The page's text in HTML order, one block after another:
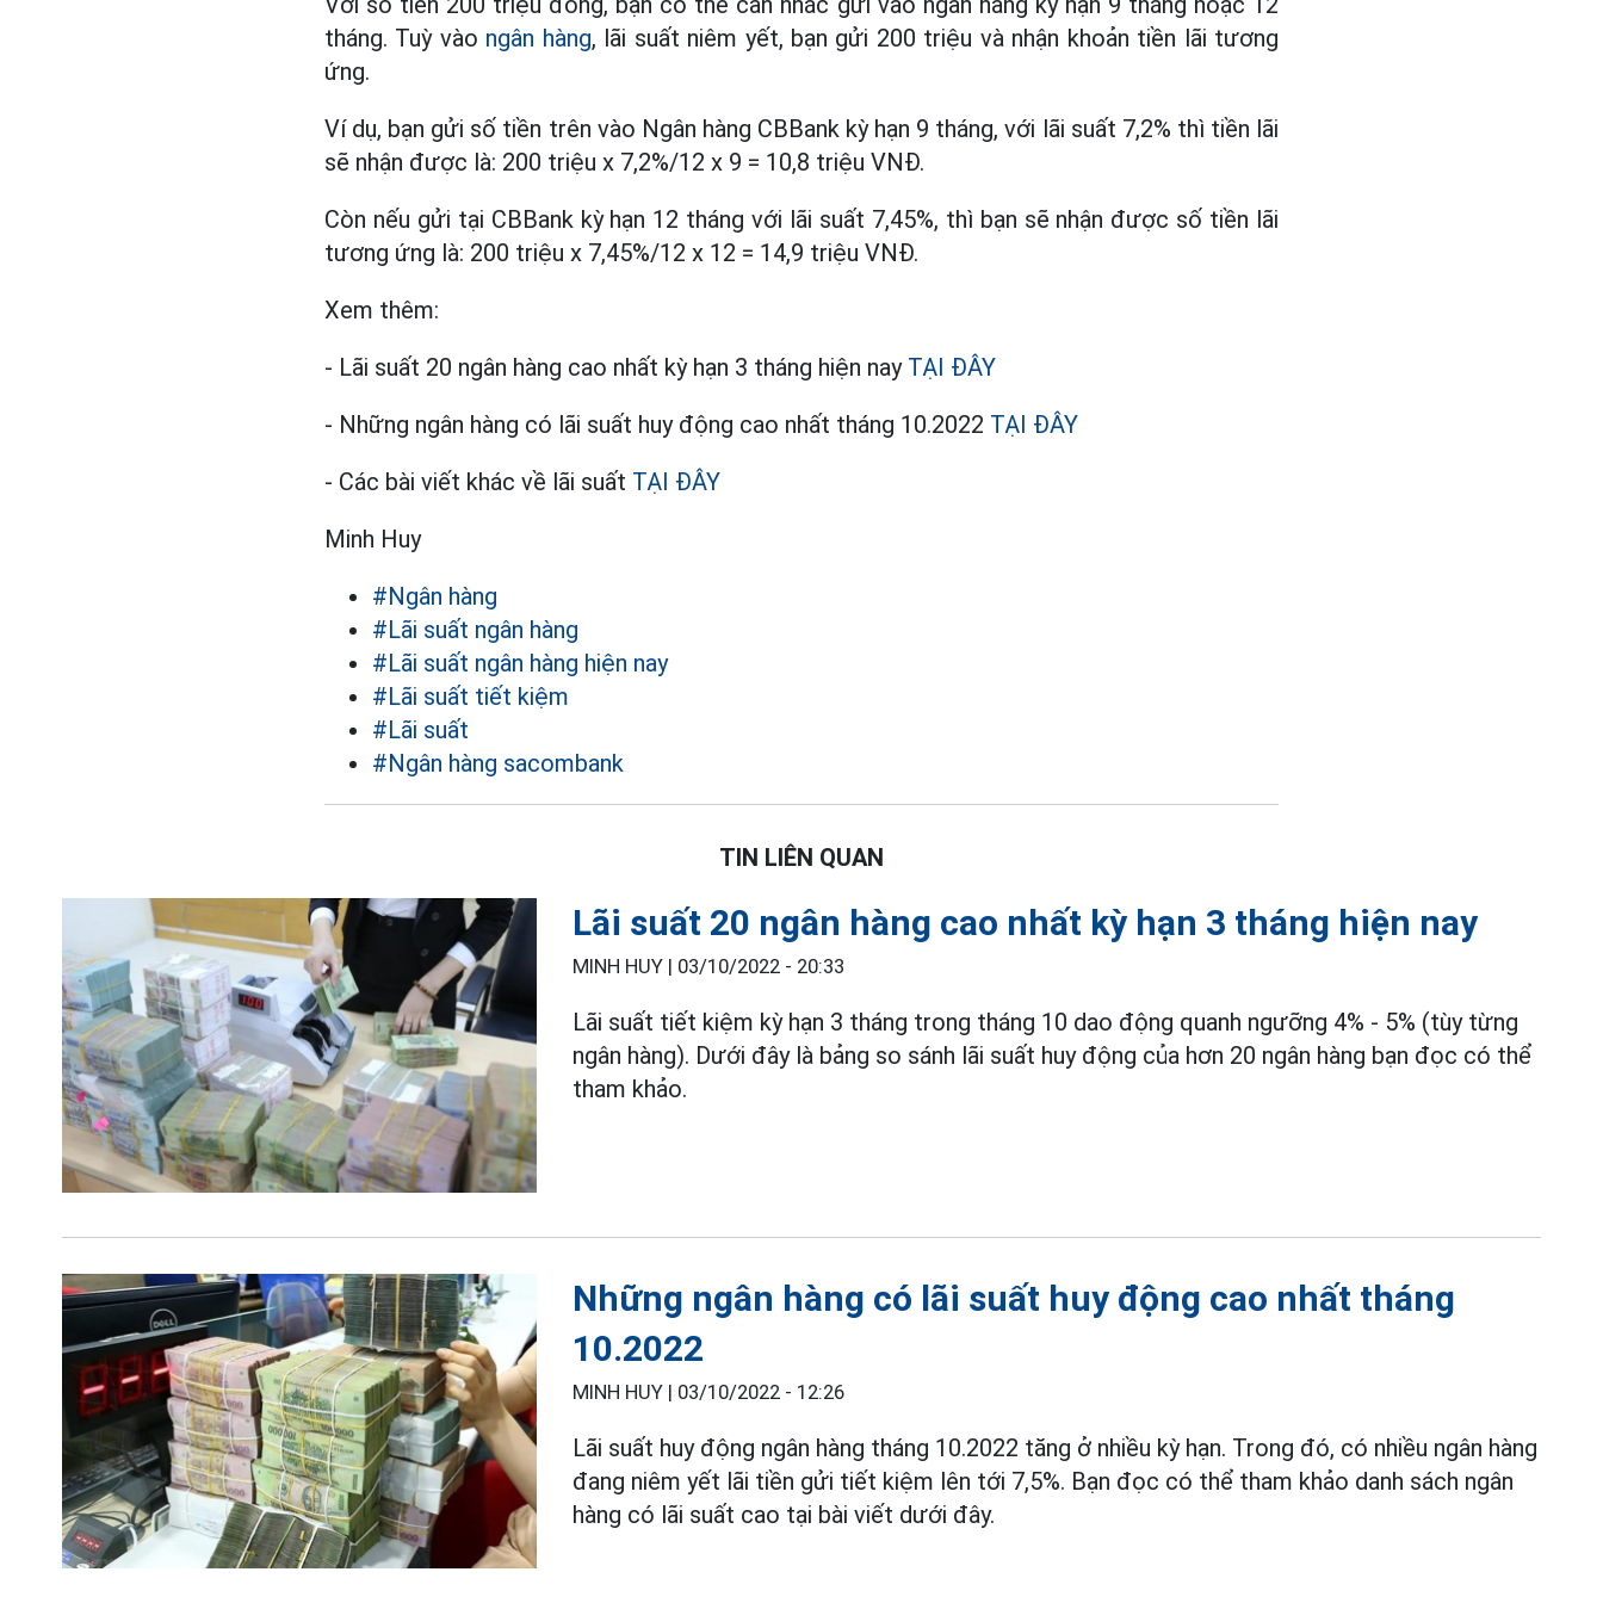
tháng. Tuỳ vào ngân hàng, lãi suất niêm yết, bạn gửi 200 triệu và nhận khoản tiền lãi tương
ứng.
Ví dụ, bạn gửi số tiền trên vào Ngân hàng CBBank kỳ hạn 9 tháng, với lãi suất 7,2% thì tiền lãi
sẽ nhận được là: 200 triệu x 7,2%/12 x 9 = 10,8 triệu VNĐ.
Còn nếu gửi tại CBBank kỳ hạn 12 tháng với lãi suất 7,45%, thì bạn sẽ nhận được số tiền lãi
tương ứng là: 200 triệu x 7,45%/12 x 12 = 14,9 triệu VNĐ.
Xem thêm:
- Lãi suất 20 ngân hàng cao nhất kỳ hạn 3 tháng hiện nay TẠI ĐÂY
- Những ngân hàng có lãi suất huy động cao nhất tháng 10.2022 TẠI ĐÂY
- Các bài viết khác về lãi suất TẠI ĐÂY
Minh Huy
#Ngân hàng
#Lãi suất ngân hàng
#Lãi suất ngân hàng hiện nay
#Lãi suất tiết kiệm
#Lãi suất
#Ngân hàng sacombank
TIN LIÊN QUAN
Lãi suất 20 ngân hàng cao nhất kỳ hạn 3 tháng hiện nay
MINH HUY | 03/10/2022 - 20:33
Lãi suất tiết kiệm kỳ hạn 3 tháng trong tháng 10 dao động quanh ngưỡng 4% - 5% (tùy từng
ngân hàng). Dưới đây là bảng so sánh lãi suất huy động của hơn 20 ngân hàng bạn đọc có thể
tham khảo.
Những ngân hàng có lãi suất huy động cao nhất tháng
10.2022
MINH HUY | 03/10/2022 - 12:26
Lãi suất huy động ngân hàng tháng 10.2022 tăng ở nhiều kỳ hạn. Trong đó, có nhiều ngân hàng
đang niêm yết lãi tiền gửi tiết kiệm lên tới 7,5%. Bạn đọc có thể tham khảo danh sách ngân
hàng có lãi suất cao tại bài viết dưới đây.